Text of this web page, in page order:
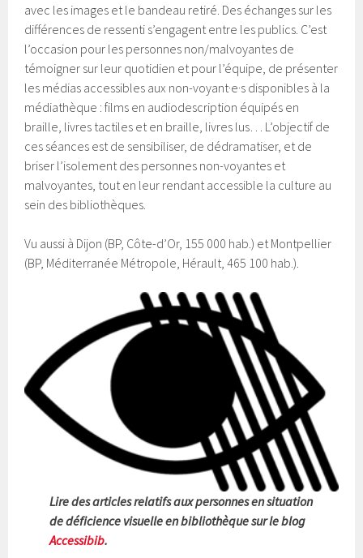
avec les images et le bandeau retiré. Des échanges sur les
différences de ressenti s’engagent entre les publics. C’est
l’occasion pour les personnes non/malvoyantes de
témoigner sur leur quotidien et pour l’équipe, de présenter
les médias accessibles aux non-voyant·e·s disponibles à la
médiathèque : films en audiodescription équipés en
braille, livres tactiles et en braille, livres lus… L’objectif de
ces séances est de sensibiliser, de dédramatiser, et de
briser l’isolement des personnes non-voyantes et
malvoyantes, tout en leur rendant accessible la culture au
sein des bibliothèques.
Vu aussi à Dijon (BP, Côte-d’Or, 155 000 hab.) et Montpellier
(BP, Méditerranée Métropole, Hérault, 465 100 hab.).
Lire des articles relatifs aux personnes en situation
de déficience visuelle en bibliothèque sur le blog
Accessibib.